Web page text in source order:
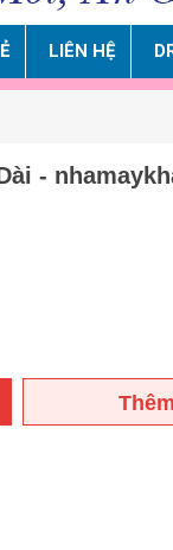
LIÊN HỆ
-